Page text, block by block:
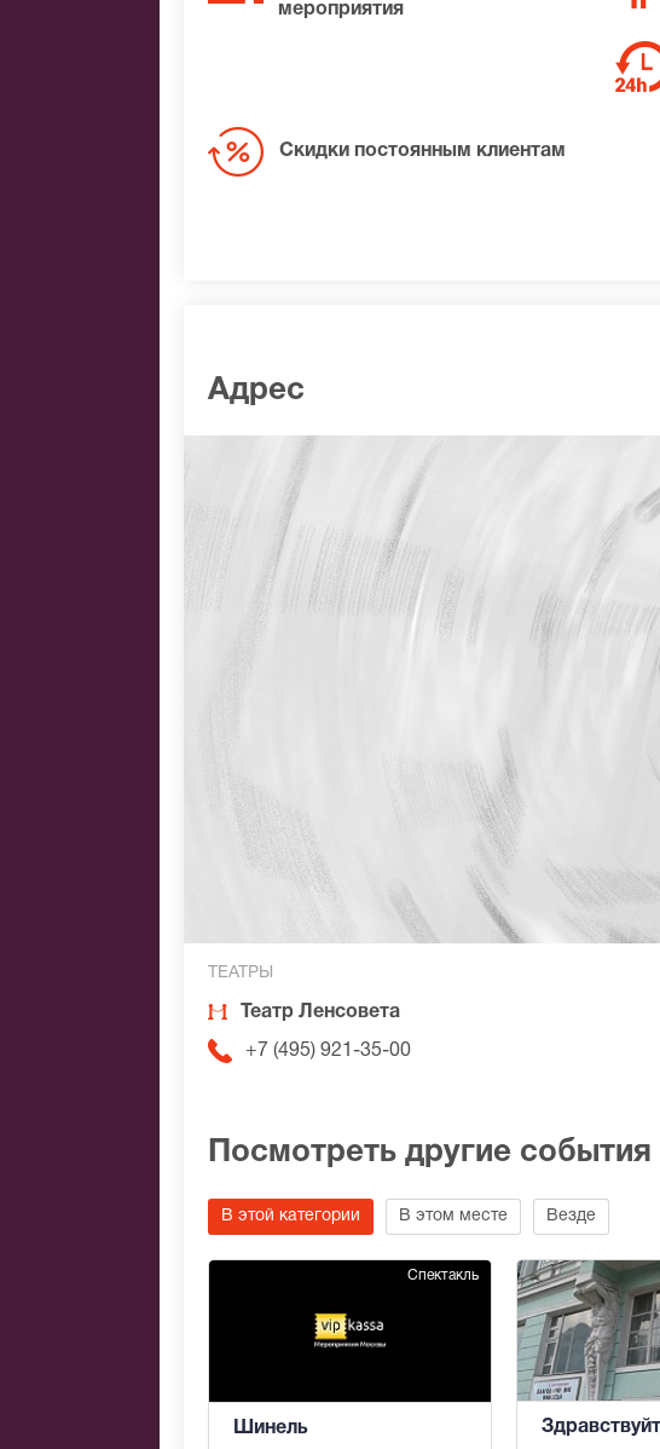
мероприятия
Скидки постоянным клиентам
Адрес
ТЕАТРЫ
Театр Ленсовета
+7 (495) 921-35-00
Посмотреть другие события
В этой категории В этом месте Везде
Спектакль
Шинель